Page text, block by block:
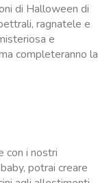
di Halloween di
ragnatele e
e
completeranno la
con i nostri
potrai creare